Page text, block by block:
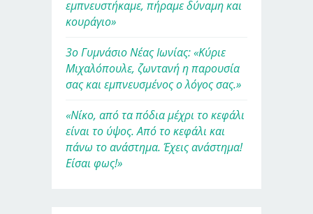
εμπνευστήκαμε, πήραμε δύναμη και
κουράγιο»
3ο Γυμνάσιο Νέας Ιωνίας: «Κύριε
Μιχαλόπουλε, ζωντανή η παρουσία
σας και εμπνευσμένος ο λόγος σας.»
«Νίκο, από τα πόδια μέχρι το κεφάλι
είναι το ύψος. Από το κεφάλι και
πάνω το ανάστημα. Έχεις ανάστημα!
Είσαι φως!»